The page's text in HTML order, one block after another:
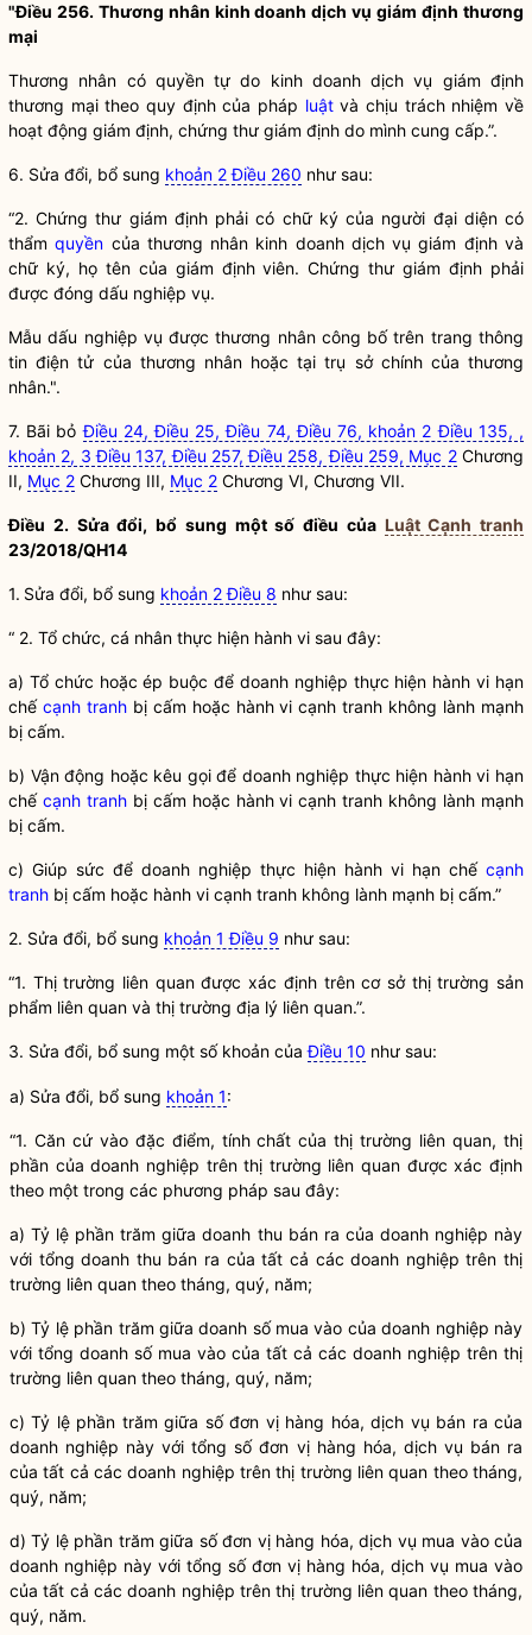
"Điều 256. Thương nhân kinh doanh dịch vụ giám định thương
mại
Thương nhân có quyền tự do kinh doanh dịch vụ giám định
thương mại theo quy định của pháp luậtvà chịu trách nhiệm về
hoạt động giám định, chứng thư giám định do mình cung cấp.”.
6. Sửa đổi, bổ sung khoản 2 Điều 260 như sau:
“2. Chứng thư giám định phải có chữ ký của người đại diện có
thẩmquyền của thương nhân kinh doanh dịch vụ giám định và
chữ ký, họ tên của giám định viên. Chứng thư giám định phải
được đóng dấu nghiệp vụ.
Mẫu dấu nghiệp vụ được thương nhân công bố trên trang thông
tin điện tử của thương nhân hoặc tại trụ sở chính của thương
nhân.".
7. Bãi bỏĐiều 24, Điều 25, Điều 74, Điều 76, khoản 2 Điều 135, ,
khoản 2, 3 Điều 137, Điều 257, Điều 258, Điều 259, Mục 2Chương
II, Mục 2 Chương III, Mục 2 Chương VI, Chương VII.
Điều 2. Sửa đổi, bổ sung một số điều của Luật Cạnh tranh
23/2018/QH14
1. Sửa đổi, bổ sung khoản 2 Điều 8 như sau:
“ 2. Tổ chức, cá nhân thực hiện hành vi sau đây:
a) Tổ chức hoặc ép buộc để doanh nghiệp thực hiện hành vi hạn
chế cạnh tranhbị cấm hoặc hành vicạnh tranh không lành mạnh
bị cấm.
b) Vận động hoặc kêu gọi để doanh nghiệp thực hiện hành vi hạn
chế cạnh tranhbị cấm hoặc hành vicạnh tranh không lành mạnh
bị cấm.
c) Giúp sức để doanh nghiệp thực hiện hành vi hạn chế cạnh
tranh bị cấm hoặc hành vi cạnh tranh không lành mạnh bị cấm.”
2. Sửa đổi, bổ sung khoản 1 Điều 9 như sau:
“1. Thị trường liên quan được xác định trên cơ sở thị trường sản
phẩm liên quan và thị trường địa lý liên quan.”.
3. Sửa đổi, bổ sung một số khoản củaĐiều 10 như sau:
a) Sửa đổi, bổ sung khoản 1:
“1. Căn cứ vào đặc điểm, tính chất của thị trường liên quan, thị
phần của doanh nghiệp trên thị trường liên quan được xác định
theo một trong các phương pháp sau đây:
a) Tỷ lệ phần trăm giữa doanh thu bán ra của doanh nghiệp này
với tổng doanh thu bán ra của tất cả các doanh nghiệp trên thị
trường liên quan theo tháng, quý, năm;
b) Tỷ lệ phần trăm giữa doanh số mua vào của doanh nghiệp này
với tổng doanh số mua vào của tất cả các doanh nghiệp trên thị
trường liên quan theo tháng, quý, năm;
c) Tỷ lệ phần trăm giữa số đơn vị hàng hóa, dịch vụ bán ra của
doanh nghiệp này với tổng số đơn vị hàng hóa, dịch vụ bán ra
của tất cả các doanh nghiệp trên thị trường liên quan theo tháng,
quý, năm;
d) Tỷ lệ phần trăm giữa số đơn vị hàng hóa, dịch vụ mua vào của
doanh nghiệp này với tổng số đơn vị hàng hóa, dịch vụ mua vào
của tất cả các doanh nghiệp trên thị trường liên quan theo tháng,
quý, năm.